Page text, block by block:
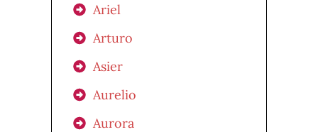
Ariel
Arturo
Asier
Aurelio
Aurora